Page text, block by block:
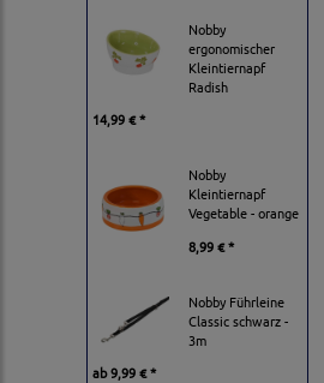
Nobby
ergonomischer
Kleintiernapf
Radish
14,99 € *
Nobby
Kleintiernapf
Vegetable - orange
8,99 € *
Nobby Führleine
Classic schwarz -
3m
ab9,99 € *